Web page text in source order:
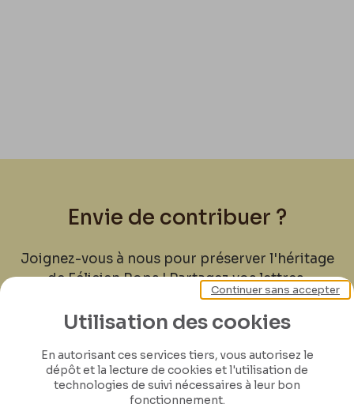
Envie de contribuer ?
Joignez-vous à nous pour préserver l'héritage
de Félicien Rops ! Partagez vos lettres,
documents et connaissances afin de
contribuer à faire perdurer son œuvre pour
Je contribue
Utilisation des cookies
En autorisant ces services tiers, vous autorisez le
dépôt et la lecture de cookies et l'utilisation de
technologies de suivi nécessaires à leur bon
fonctionnement.
Continuer sans accepter